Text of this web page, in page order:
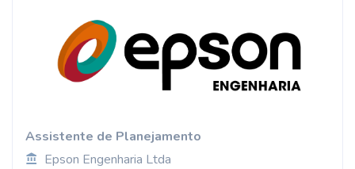
Assistente de Planejamento
Epson Engenharia Ltda